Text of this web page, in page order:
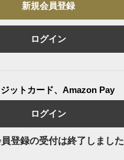
新規会員登録
ログイン
ットカード、Amazon Pay
ログイン
登録の受付は終了しました